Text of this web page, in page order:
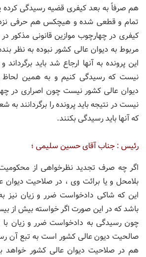
هم صرفاً به بعد كیفری قضیه رسیدگی كرده
تمام و قطعی شده و هیچكس هم حرفی
این پرونده به آنها ارجاع شد باید
نیست كه رسیدگی كنیم و به همین لحاظ
دیوان عالی كشور نیست چون اصراری در
نیست در نتیجه باید پرونده را برگردانند به
كه آنها باید رسیدگی بكنند.
رئیس : جناب آقای حسین سلیمی ؛
اگر چه صرف تجدید نظرخواهی از
بلامحل و یا برائت وی ، در صلاحیت
این كه شاكی دادخواست ضرر و زیان نیز
باشد كه در این صورت اگر خواسته بیش از
چون رسیدگی به دادخواست ضرر و زیان
صالحیت دیون عالی كشور است به تبع آن
هم در صلاحیت دیوان عالی كشور